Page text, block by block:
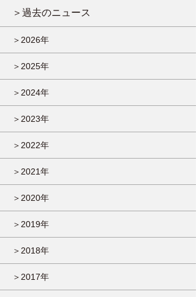
＞過去のニュース
＞2026年
＞2025年
＞2024年
＞2023年
＞2022年
＞2021年
＞2020年
＞2019年
＞2018年
＞2017年